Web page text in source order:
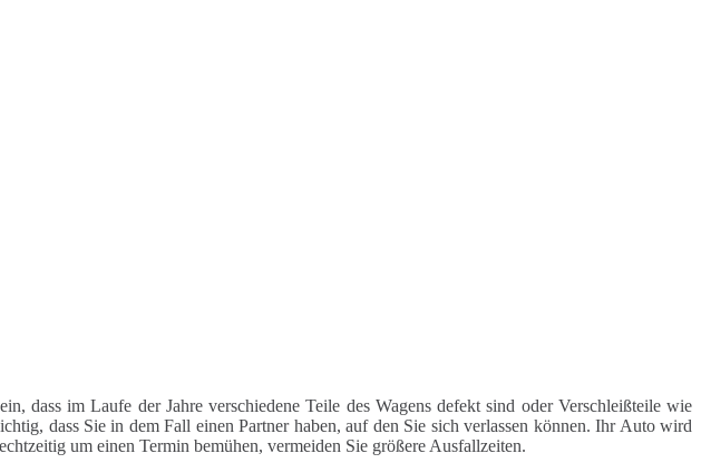
dass im Laufe der Jahre verschiedene Teile des Wagens defekt sind oder Verschleißteile wie
dass Sie in dem Fall einen Partner haben, auf den Sie sich verlassen können. Ihr Auto wird
um einen Termin bemühen, vermeiden Sie größere Ausfallzeiten.